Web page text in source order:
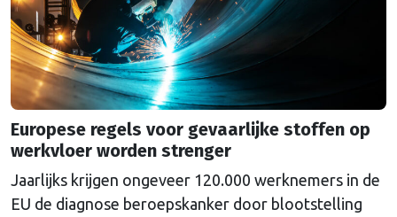
Europa: elk jaar …Continued
Europese regels voor gevaarlijke stoffen op
werkvloer worden strenger
Jaarlijks krijgen ongeveer 120.000 werknemers in de
EU de diagnose beroepskanker door blootstelling